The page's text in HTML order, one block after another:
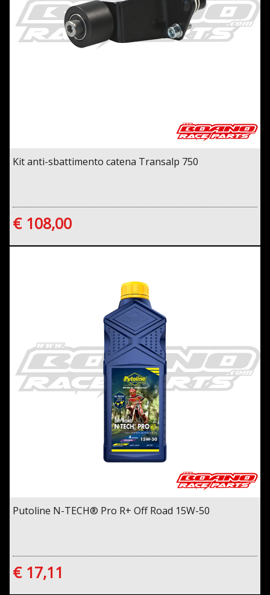
Kit anti-sbattimento catena Transalp 750
€ 108,00
Putoline N-TECH® Pro R+ Off Road 15W-50
€ 17,11